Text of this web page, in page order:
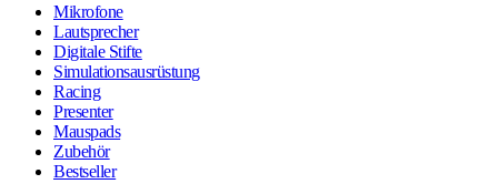
Mikrofone
Lautsprecher
Digitale Stifte
Simulationsausrüstung
Racing
Presenter
Mauspads
Zubehör
Bestseller